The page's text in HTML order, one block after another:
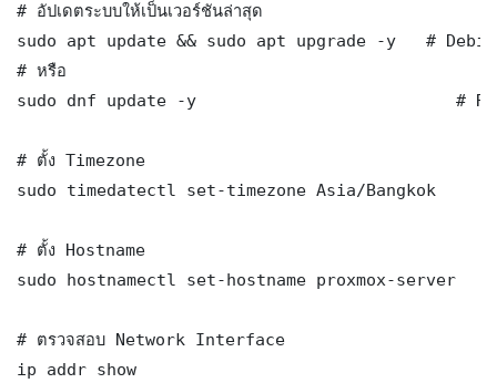
# อัปเดตระบบให้เป็นเวอร์ชันล่าสุด
sudo apt update && sudo apt upgrade -y   #
# หรือ
sudo dnf update -y                          #
# ตั้ง Timezone
sudo timedatectl set-timezone Asia/Bangkok
# ตั้ง Hostname
sudo hostnamectl set-hostname proxmox-server
# ตรวจสอบ Network Interface
ip addr show